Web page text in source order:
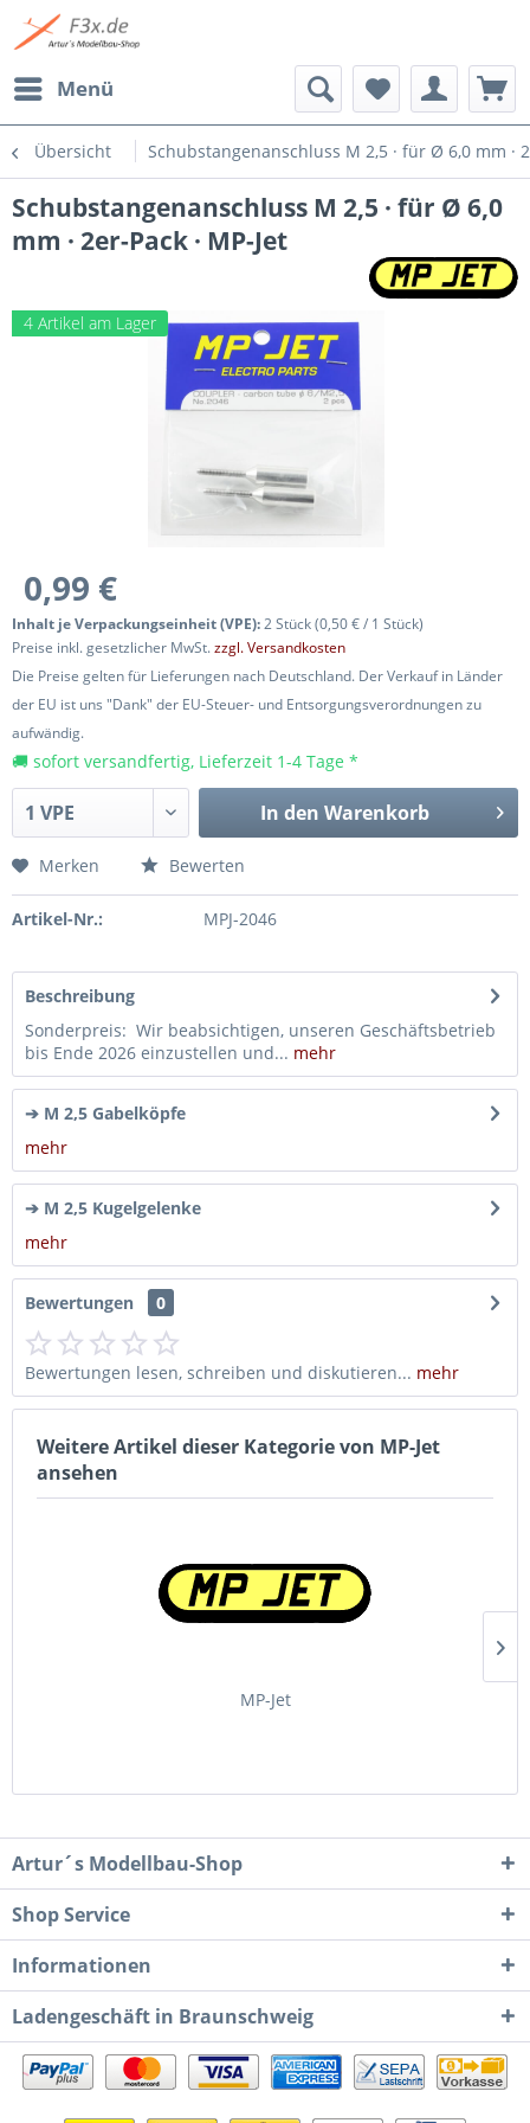
Menü
Übersicht Schubstangenanschluss M 2,5 · für Ø 6,0 mm ·
Schubstangenanschluss M 2,5 · für Ø 6,0
mm · 2er-Pack · MP-Jet
4 Artikel am Lager
0,99 €
Inhalt je Verpackungseinheit (VPE):2 Stück (0,50 € / 1 Stück)
Preise inkl. gesetzlicher MwSt.zzgl. Versandkosten
Die Preise gelten für Lieferungen nach Deutschland. Der Verkauf in Länder
der EU ist uns "Dank" der EU-Steuer- und Entsorgungsverordnungen zu
aufwändig.
🚚 sofort versandfertig, Lieferzeit 1-4 Tage *
In den Warenkorb
Merken Bewerten
Artikel-Nr.: MPJ-2046
Beschreibung
Sonderpreis: Wir beabsichtigen, unseren Geschäftsbetrieb
bis Ende 2026 einzustellen und... mehr
➔ M 2,5 Gabelköpfe
mehr
➔ M 2,5 Kugelgelenke
mehr
Bewertungen 0
Bewertungen lesen, schreiben und diskutieren... mehr
Weitere Artikel dieser Kategorie von MP-Jet
ansehen
MP-Jet
Artur´s Modellbau-Shop
Shop Service
Informationen
Ladengeschäft in Braunschweig